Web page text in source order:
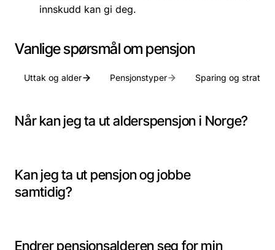
innskudd kan gi deg.
Vanlige spørsmål om pensjon
Uttak og alder Pensjonstyper Sparing og strategi
Når kan jeg ta ut alderspensjon i Norge?
Kan jeg ta ut pensjon og jobbe
samtidig?
Endrer pensjonsalderen seg for min